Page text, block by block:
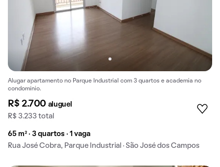
Alugar apartamento no Parque Industrial com 3 quartos e academia no
condomínio.
R$ 2.700 aluguel
R$ 3.233 total
65 m² · 3 quartos · 1 vaga
Rua José Cobra, Parque Industrial · São José dos Campos